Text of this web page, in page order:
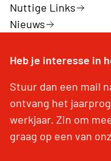
Nuttige Links
Nieuws
Heb je interesse in
Stuur dan een mail
ontvang het
werkjaar. Zin om
graag op een van